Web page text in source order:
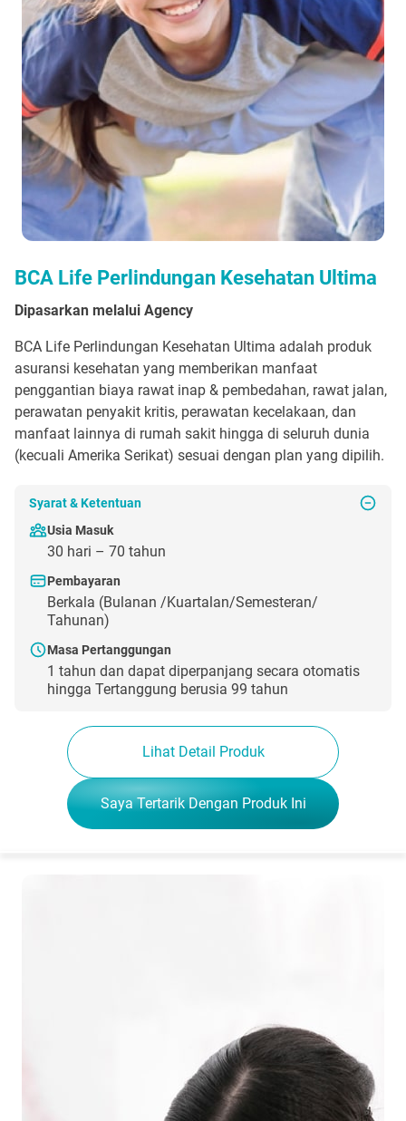
BCA Life Perlindungan Kesehatan Ultima
Dipasarkan melalui Agency
BCA Life Perlindungan Kesehatan Ultima adalah produk
asuransi kesehatan yang memberikan manfaat
penggantian biaya rawat inap & pembedahan, rawat jalan,
perawatan penyakit kritis, perawatan kecelakaan, dan
manfaat lainnya di rumah sakit hingga di seluruh dunia
(kecuali Amerika Serikat) sesuai dengan plan yang dipilih.
Syarat & Ketentuan
Usia Masuk
30 hari – 70 tahun
Pembayaran
Berkala (Bulanan /Kuartalan/Semesteran/
Tahunan)
Masa Pertanggungan
1 tahun dan dapat diperpanjang secara otomatis
hingga Tertanggung berusia 99 tahun
Lihat Detail Produk
Saya Tertarik Dengan Produk Ini